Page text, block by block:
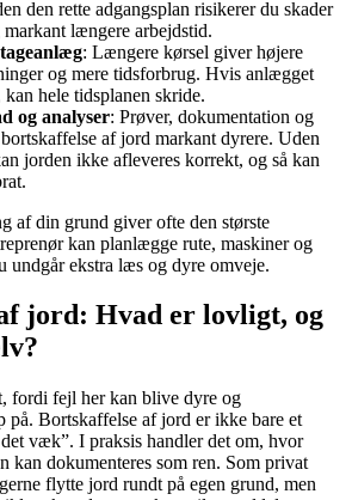
den rette adgangsplan risikerer du skader
markant længere arbejdstid.
: Længere kørsel giver højere
og mere tidsforbrug. Hvis anlægget
hele tidsplanen skride.
og analyser: Prøver, dokumentation og
af jord markant dyrere. Uden
jorden ikke afleveres korrekt, og så kan
af din grund giver ofte den største
kan planlægge rute, maskiner og
undgår ekstra læs og dyre omveje.
jord: Hvad er lovligt, og
fordi fejl her kan blive dyre og
på. Bortskaffelse af jord er ikke bare et
væk”. I praksis handler det om, hvor
kan dokumenteres som ren. Som privat
flytte jord rundt på egen grund, men